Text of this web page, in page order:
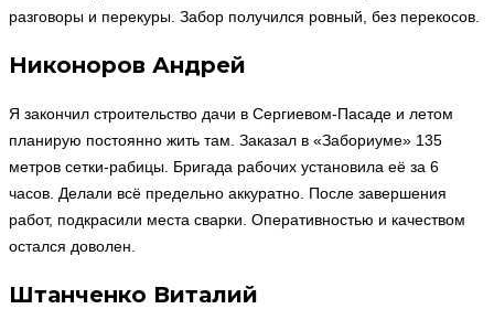
разговоры и перекуры. Забор получился ровный, без перекосов.
Никоноров Андрей
Я закончил строительство дачи в Сергиевом-Пасаде и летом
планирую постоянно жить там. Заказал в «Забориуме» 135
метров сетки-рабицы. Бригада рабочих установила её за 6
часов. Делали всё предельно аккуратно. После завершения
работ, подкрасили места сварки. Оперативностью и качеством
остался доволен.
Штанченко Виталий